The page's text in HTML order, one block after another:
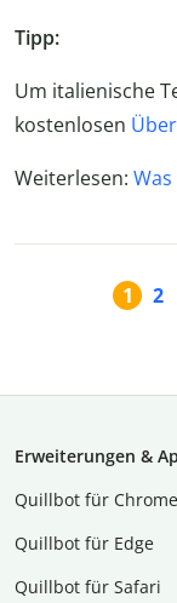
Tipp:
Um italienische
kostenlosen
Weiterlesen:
1 2
Erweiterungen &
Quillbot für Chrome
Quillbot für Edge
Quillbot für Safari